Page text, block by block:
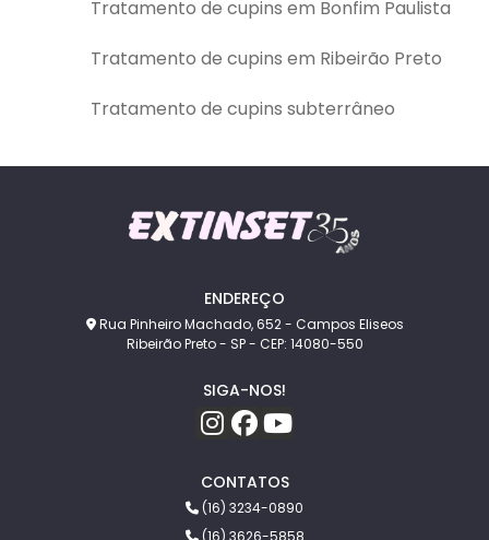
Tratamento de cupins em Bonfim Paulista
Tratamento de cupins em Ribeirão Preto
Tratamento de cupins subterrâneo
ENDEREÇO
Rua Pinheiro Machado, 652 - Campos Eliseos
Ribeirão Preto - SP - CEP: 14080-550
SIGA-NOS!
CONTATOS
(16) 3234-0890